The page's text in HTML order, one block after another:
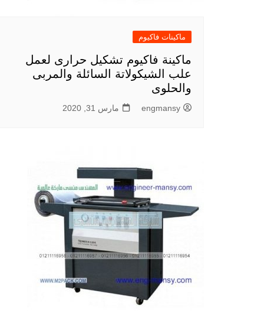
ماكينات فاكيوم
ماكينة فاكيوم تشكيل حرارى لعمل
علب الشيكولاتة السائلة والمربى
والحلوى
engmansy مارس 31, 2020